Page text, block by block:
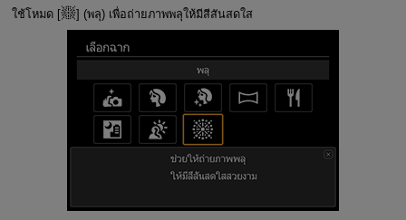
ใช้โหมด [ ] (พลุ) เพื่อถ่ายภาพพลุให้มีสีสันสดใส